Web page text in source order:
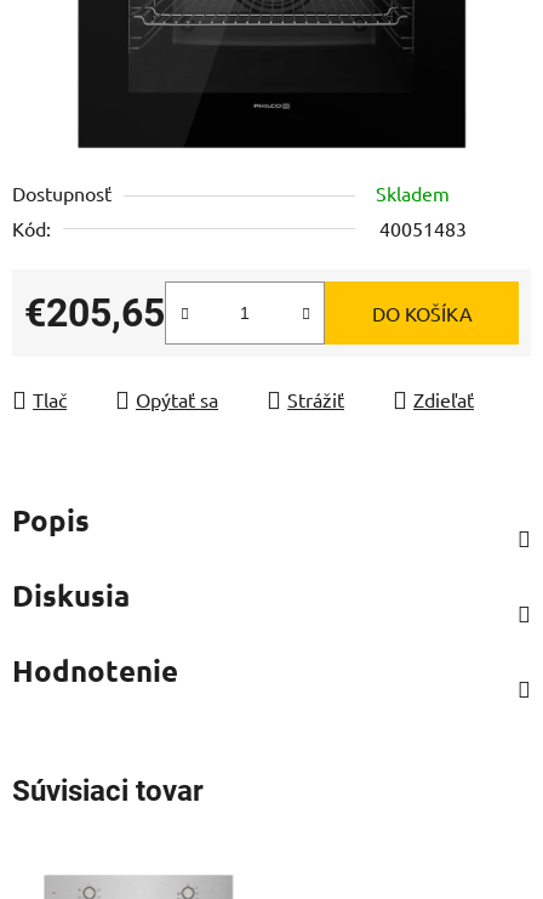
Dostupnosť
Skladem
Kód:
40051483
€205,65
Jednotková cena:
DO KOŠÍKA
Tlač Opýtať sa Strážiť Zdieľať
Popis
Diskusia
Hodnotenie
Súvisiaci tovar